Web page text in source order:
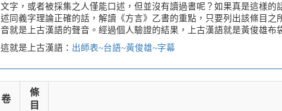
文字，或者被採集之人僅能口述，但並沒有讀過書呢？如果真是這樣
述同義字理論正確的話，解讀《方言》乙書的重點，只要列出該條目
音就是上古漢語的聲音。經過個人驗證的結果，上古漢語就是黃俊雄布
這就是上古漢語： 出師表~台語~黃俊雄~字幕
卷
條
目